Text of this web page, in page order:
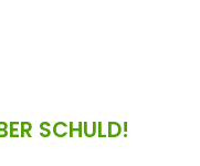
SCHULD!